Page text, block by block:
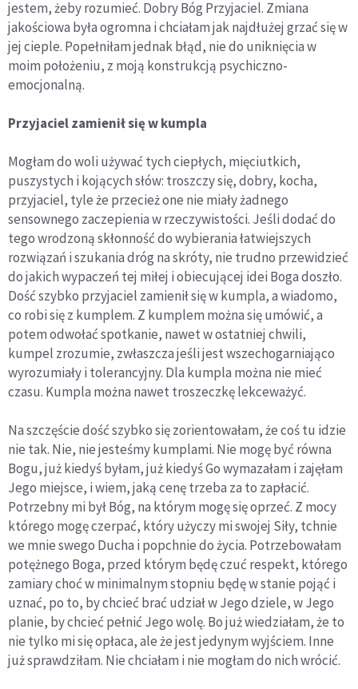
jestem, żeby rozumieć. Dobry Bóg Przyjaciel. Zmiana
jakościowa była ogromna i chciałam jak najdłużej grzać się w
jej cieple. Popełniłam jednak błąd, nie do uniknięcia w
moim położeniu, z moją konstrukcją psychiczno-
emocjonalną.
Przyjaciel zamienił się w kumpla
Mogłam do woli używać tych ciepłych, mięciutkich,
puszystych i kojących słów: troszczy się, dobry, kocha,
przyjaciel, tyle że przecież one nie miały żadnego
sensownego zaczepienia w rzeczywistości. Jeśli dodać do
tego wrodzoną skłonność do wybierania łatwiejszych
rozwiązań i szukania dróg na skróty, nie trudno przewidzieć
do jakich wypaczeń tej miłej i obiecującej idei Boga doszło.
Dość szybko przyjaciel zamienił się w kumpla, a wiadomo,
co robi się z kumplem. Z kumplem można się umówić, a
potem odwołać spotkanie, nawet w ostatniej chwili,
kumpel zrozumie, zwłaszcza jeśli jest wszechogarniająco
wyrozumiały i tolerancyjny. Dla kumpla można nie mieć
czasu. Kumpla można nawet troszeczkę lekceważyć.
Na szczęście dość szybko się zorientowałam, że coś tu idzie
nie tak. Nie, nie jesteśmy kumplami. Nie mogę być równa
Bogu, już kiedyś byłam, już kiedyś Go wymazałam i zajęłam
Jego miejsce, i wiem, jaką cenę trzeba za to zapłacić.
Potrzebny mi był Bóg, na którym mogę się oprzeć. Z mocy
którego mogę czerpać, który użyczy mi swojej Siły, tchnie
we mnie swego Ducha i popchnie do życia. Potrzebowałam
potężnego Boga, przed którym będę czuć respekt, którego
zamiary choć w minimalnym stopniu będę w stanie pojąć i
uznać, po to, by chcieć brać udział w Jego dziele, w Jego
planie, by chcieć pełnić Jego wolę. Bo już wiedziałam, że to
nie tylko mi się opłaca, ale że jest jedynym wyjściem. Inne
już sprawdziłam. Nie chciałam i nie mogłam do nich wrócić.